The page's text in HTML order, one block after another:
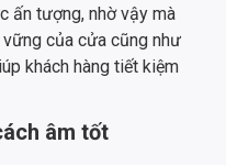
ấn tượng, nhờ vậy mà
của cửa cũng như
khách hàng tiết kiệm
âm tốt